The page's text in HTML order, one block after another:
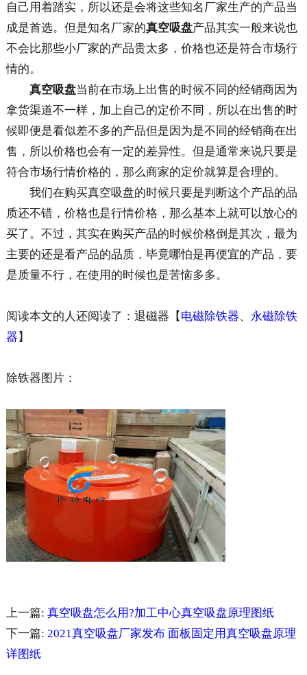
自己用着踏实，所以还是会将这些知名厂家生产的产品当
成是首选。但是知名厂家的真空吸盘产品其实一般来说也
不会比那些小厂家的产品贵太多，价格也还是符合市场行
情的。
真空吸盘当前在市场上出售的时候不同的经销商因为
拿货渠道不一样，加上自己的定价不同，所以在出售的时
候即便是看似差不多的产品但是因为是不同的经销商在出
售，所以价格也会有一定的差异性。但是通常来说只要是
符合市场行情价格的，那么商家的定价就算是合理的。
我们在购买真空吸盘的时候只要是判断这个产品的品
质还不错，价格也是行情价格，那么基本上就可以放心的
买了。不过，其实在购买产品的时候价格倒是其次，最为
主要的还是看产品的品质，毕竟哪怕是再便宜的产品，要
是质量不行，在使用的时候也是苦恼多多。
阅读本文的人还阅读了：退磁器【 电磁除铁器、 永磁除铁
器 】
除铁器图片：
上一篇: 真空吸盘怎么用?加工中心真空吸盘原理图纸
下一篇: 2021真空吸盘厂家发布 面板固定用真空吸盘原理
详图纸